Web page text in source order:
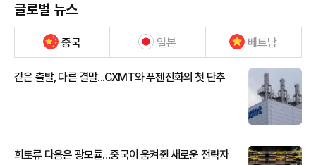
글로벌 뉴스
중국 일본 베트남
같은 출발, 다른 결말...CXMT와 푸젠진화의 첫 단추
희토류 다음은 광모듈…중국이 움켜쥔 새로운 전략자